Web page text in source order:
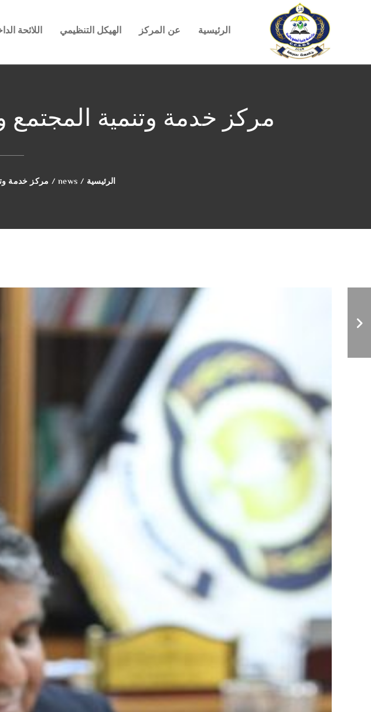
الرئيسية عن المركز الهيكل التنظيمي اللائحة
مركز خدمة وتنمية المجتمع
الرئيسية /
news
/ مركز خدمة
الاحتياجات الخاصة